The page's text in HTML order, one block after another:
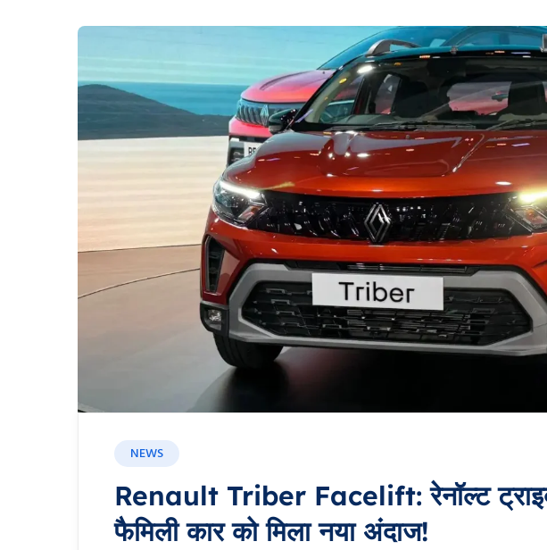
NEWS
Renault Triber Facelift: रेनॉल्ट
फैमिली कार को मिला नया अंदाज!